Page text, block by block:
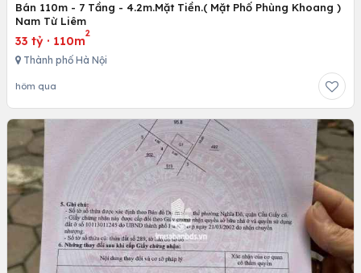
Bán 110m - 7 Tầng - 4.2m.Mặt Tiền.( Mặt Phố Phùng Khoang )
Nam Từ Liêm
33 tỷ · 110m
2
Thành phố Hà Nội
hôm qua